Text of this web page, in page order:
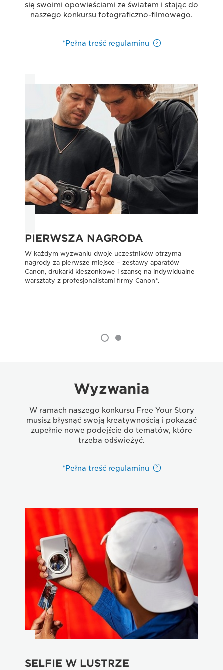
się swoimi opowieściami ze światem i stając do
naszego konkursu fotograficzno-filmowego.
*Pełna treść regulaminu
PIERWSZA NAGRODA
W każdym wyzwaniu dwoje uczestników otrzyma
nagrody za pierwsze miejsce – zestawy aparatów
Canon, drukarki kieszonkowe i szansę na indywidualne
warsztaty z profesjonalistami firmy Canon*.
Wyzwania
W ramach naszego konkursu Free Your Story
musisz błysnąć swoją kreatywnością i pokazać
zupełnie nowe podejście do tematów, które
trzeba odświeżyć.
*Pełna treść regulaminu
SELFIE W LUSTRZE